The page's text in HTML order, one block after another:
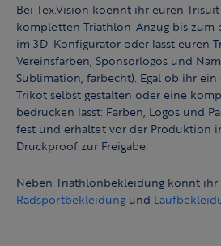
Bei Tex.Vision koennt ihr euren
kompletten Triathlon-Anzug bis zum
im 3D-Konfigurator oder lasst euren
Vereinsfarben, Sponsorlogos und
Sublimation, farbecht). Egal ob ihr
Trikot selbst gestalten oder eine
bedrucken lasst: Farben, Logos und
fest und erhaltet vor der Produktion
Druckproof zur Freigabe.
Neben Triathlonbekleidung könnt ihr
Radsportbekleidungund